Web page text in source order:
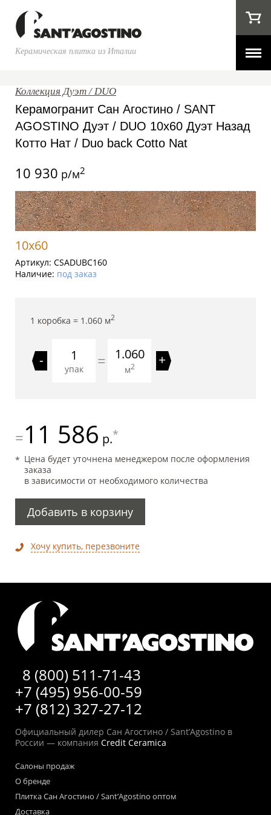
Керамическая плитка из Италии
Коллекция Дуэт / DUO
Керамогранит Сан Агостино / SANT
AGOSTINO Дуэт / DUO 10x60 Дуэт Назад
Котто Нат / Duo back Cotto Nat
10 930 р/м2
10x60
Артикул: CSADUBC160
Наличие: под заказ
1 коробка = 1.060 м2
-
упак = 1.060
м2 +
=11 586 р.*
Цена будет уточнена менеджером после оформления
заказа
в зависимости от необходимого количества
Добавить в корзину
Хочу купить, перезвоните
8 (800) 511-71-43
+7 (495) 956-00-59
+7 (812) 327-27-12
Официальный дилер Сан Агостино / Sant’Agostino в
России — компания Credit Ceramica
Салоны продаж
О бренде
Плитка Сан Агостино / Sant’Agostino оптом
Доставка